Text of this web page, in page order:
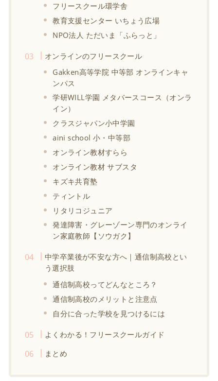
フリースクール環学舎
教育支援センター いちょう広場
NPO法人 ただいま「ふらっと」
オンラインのフリースクール
Gakken高等学院 中等部 オンラインキャ
ンパス
学研WILL学園 メタバースコース（オンラ
イン）
クラスジャパン小中学園
aini school 小・中等部
オンライン教材すらら
オンライン教材 サブスタ
キズキ共育塾
ティントル
リタリコジュニア
発達障害・グレーゾーン専門のオンライ
ン家庭教師【ソウガク】
中学卒業後が不安な方へ｜通信制高校とい
う選択肢
通信制高校ってどんなところ？
通信制高校のメリットと注意点
自分に合った学校を見つけるには
よくわかる！フリースクールガイド
まとめ